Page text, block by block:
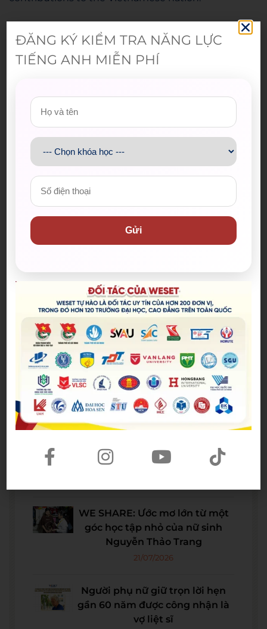
Admin
Bài viết mới nhất
Spider-Man: Brand New Day – Bộ
phim được kỳ vọng đưa MCU trở
lại thời kỳ đỉnh cao
04/08/2026
thu mở màn trong sự nghiệp
Christopher Nolan
WE SHARE: Ước mơ lớn từ một
góc học tập nhỏ của nữ sinh
Nguyễn Thảo Trang
21/07/2026
Người phụ nữ giữ trọn lời hẹn
gần 60 năm được công nhận là
vợ liệt sĩ
ĐĂNG KÝ KIỂM TRA NĂNG LỰC
TIẾNG ANH MIỄN PHÍ
Gửi